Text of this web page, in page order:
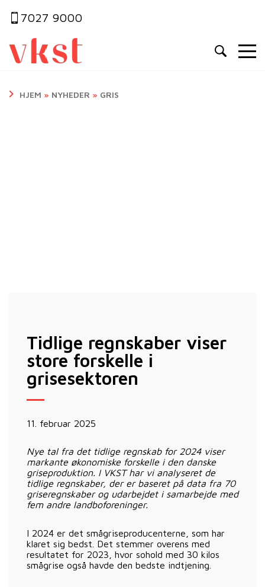
7027 9000
HJEM » NYHEDER » GRIS
Tidlige regnskaber viser
store forskelle i
grisesektoren
11. februar 2025
Nye tal fra det tidlige regnskab for 2024 viser
markante økonomiske forskelle i den danske
griseproduktion. I VKST har vi analyseret de
tidlige regnskaber, der er baseret på data fra 70
griseregnskaber og udarbejdet i samarbejde med
fem andre landboforeninger.
I 2024 er det smågriseproducenterne, som har
klaret sig bedst. Det stemmer overens med
resultatet for 2023, hvor sohold med 30 kilos
smågrise også havde den bedste indtjening.